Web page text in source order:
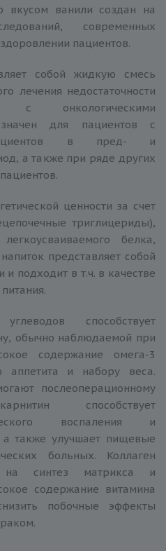
вкусом ванили создан на
современных
пациентов.
собой жидкую смесь
лечения недостаточности
с онкологическими
для пациентов с
в пред- и
а также при ряде других
ценности за счет
триглицериды),
белка,
представляет собой
подходит в т.ч. в качестве
способствует
обычно наблюдаемой при
содержание омега-3
аппетита и набору веса.
послеоперационному
способствует
воспаления и
а также улучшает пищевые
больных. Коллаген
на синтез матрикса и
содержание витамина
побочные эффекты